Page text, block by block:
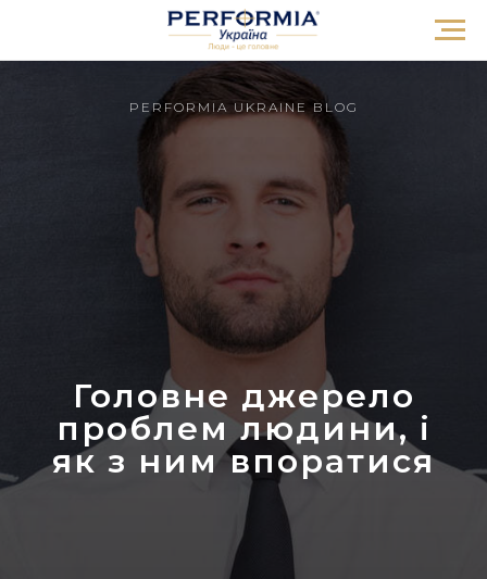
Головне джерело
проблем людини, і
як з ним впоратися
PERFORMIA UKRAINE BLOG